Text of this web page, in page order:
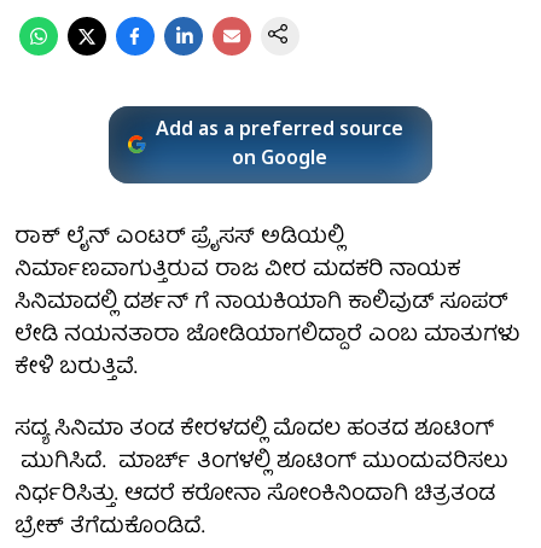
Add as a preferred source
on Google
ರಾಕ್ ಲೈನ್ ಎಂಟರ್ ಪ್ರೈಸಸ್ ಅಡಿಯಲ್ಲಿ
ನಿರ್ಮಾಣವಾಗುತ್ತಿರುವ ರಾಜ ವೀರ ಮದಕರಿ ನಾಯಕ
ಸಿನಿಮಾದಲ್ಲಿ ದರ್ಶನ್ ಗೆ ನಾಯಕಿಯಾಗಿ ಕಾಲಿವುಡ್ ಸೂಪರ್
ಲೇಡಿ ನಯನತಾರಾ ಜೋಡಿಯಾಗಲಿದ್ದಾರೆ ಎಂಬ ಮಾತುಗಳು
ಕೇಳಿ ಬರುತ್ತಿವೆ.
ಸದ್ಯ ಸಿನಿಮಾ ತಂಡ ಕೇರಳದಲ್ಲಿ ಮೊದಲ ಹಂತದ ಶೂಟಿಂಗ್
ಮುಗಿಸಿದೆ. ಮಾರ್ಚ್ ತಿಂಗಳಲ್ಲಿ ಶೂಟಿಂಗ್ ಮುಂದುವರಿಸಲು
ನಿರ್ಧರಿಸಿತ್ತು. ಆದರೆ ಕರೋನಾ ಸೋಂಕಿನಿಂದಾಗಿ ಚಿತ್ರತಂಡ
ಬ್ರೇಕ್ ತೆಗೆದುಕೊಂಡಿದೆ.